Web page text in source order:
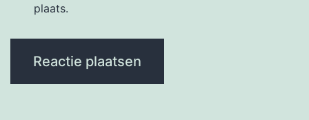
plaats.